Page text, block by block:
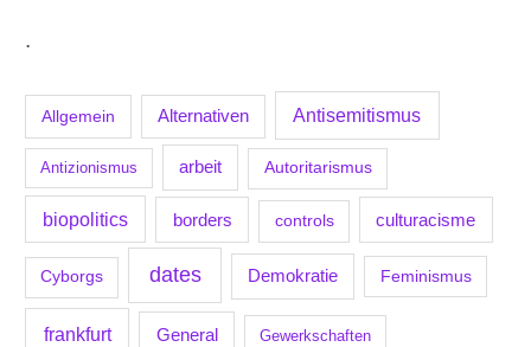
.
Allgemein Alternativen Antisemitismus
Antizionismus arbeit Autoritarismus
biopolitics borders controls culturacisme
Cyborgs dates Demokratie Feminismus
frankfurt General Gewerkschaften